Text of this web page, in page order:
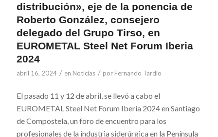
distribución», eje de la ponencia de
Roberto González, consejero
delegado del Grupo Tirso, en
EUROMETAL Steel Net Forum Iberia
2024
abril 16, 2024 / en Noticias / por Fernando Tardío
El pasado 11 y 12 de abril, se llevó a cabo el
EUROMETAL Steel Net Forum Iberia 2024 en Santiago
de Compostela, un foro de encuentro para los
profesionales de la industria siderúrgica en la Península